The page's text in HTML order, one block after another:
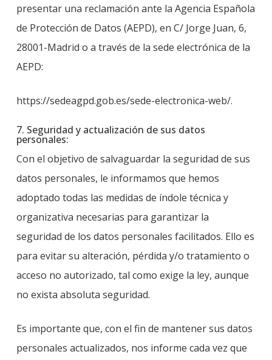
presentar una reclamación ante la Agencia Española
de Protección de Datos (AEPD), en C/ Jorge Juan, 6,
28001-Madrid o a través de la sede electrónica de la
AEPD:
https://sedeagpd.gob.es/sede-electronica-web/.
7. Seguridad y actualización de sus datos
personales:
Con el objetivo de salvaguardar la seguridad de sus
datos personales, le informamos que hemos
adoptado todas las medidas de índole técnica y
organizativa necesarias para garantizar la
seguridad de los datos personales facilitados. Ello es
para evitar su alteración, pérdida y/o tratamiento o
acceso no autorizado, tal como exige la ley, aunque
no exista absoluta seguridad.
Es importante que, con el fin de mantener sus datos
personales actualizados, nos informe cada vez que